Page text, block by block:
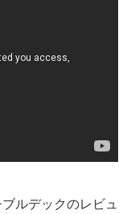
ルデックのレビュ